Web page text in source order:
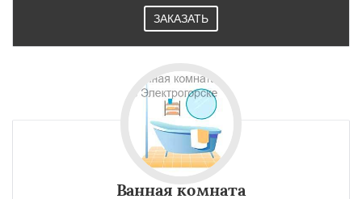
ЗАКАЗАТЬ
Ванная комната